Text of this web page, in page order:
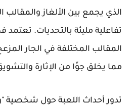
الذي يجمع بين الألغاز والمقالب
تفاعلية مليئة بالتحديات. تعتمد
المقالب المختلفة في الجار
مما يخلق جوًا من الإثارة
تدور أحداث اللعبة حول شخصية